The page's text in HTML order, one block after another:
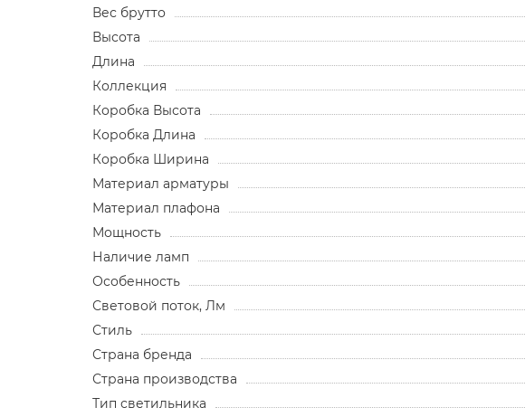
Вес брутто
Высота
Длина
Коллекция
Коробка Высота
Коробка Длина
Коробка Ширина
Материал арматуры
Материал плафона
Мощность
Наличие ламп
Особенность
Световой поток, Лм
Стиль
Страна бренда
Страна производства
Тип светильника